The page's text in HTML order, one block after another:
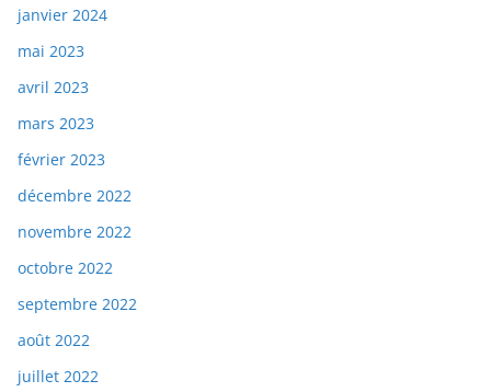
janvier 2024
mai 2023
avril 2023
mars 2023
février 2023
décembre 2022
novembre 2022
octobre 2022
septembre 2022
août 2022
juillet 2022